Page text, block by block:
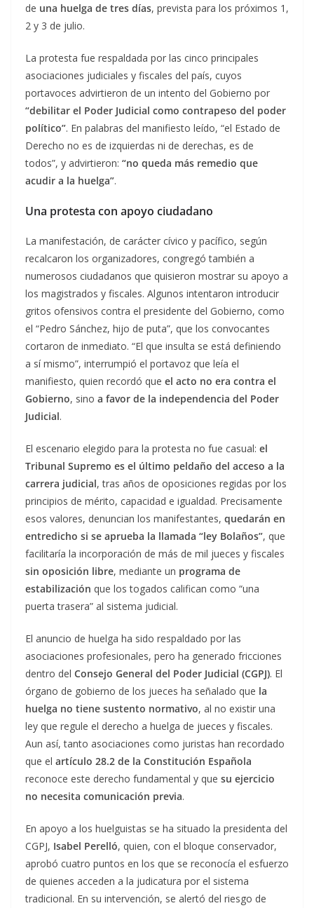
de una huelga de tres días, prevista para los próximos 1,
2 y 3 de julio.
La protesta fue respaldada por las cinco principales
asociaciones judiciales y fiscales del país, cuyos
portavoces advirtieron de un intento del Gobierno por
“debilitar el Poder Judicial como contrapeso del poder
político”. En palabras del manifiesto leído, “el Estado de
Derecho no es de izquierdas ni de derechas, es de
todos”, y advirtieron: “no queda más remedio que
acudir a la huelga”.
Una protesta con apoyo ciudadano
La manifestación, de carácter cívico y pacífico, según
recalcaron los organizadores, congregó también a
numerosos ciudadanos que quisieron mostrar su apoyo a
los magistrados y fiscales. Algunos intentaron introducir
gritos ofensivos contra el presidente del Gobierno, como
el “Pedro Sánchez, hijo de puta”, que los convocantes
cortaron de inmediato. “El que insulta se está definiendo
a sí mismo”, interrumpió el portavoz que leía el
manifiesto, quien recordó que el acto no era contra el
Gobierno, sino a favor de la independencia del Poder
Judicial.
El escenario elegido para la protesta no fue casual: el
Tribunal Supremo es el último peldaño del acceso a la
carrera judicial, tras años de oposiciones regidas por los
principios de mérito, capacidad e igualdad. Precisamente
esos valores, denuncian los manifestantes, quedarán en
entredicho si se aprueba la llamada “ley Bolaños”, que
facilitaría la incorporación de más de mil jueces y fiscales
sin oposición libre, mediante un programa de
estabilización que los togados califican como “una
puerta trasera” al sistema judicial.
El anuncio de huelga ha sido respaldado por las
asociaciones profesionales, pero ha generado fricciones
dentro del Consejo General del Poder Judicial (CGPJ). El
órgano de gobierno de los jueces ha señalado que la
huelga no tiene sustento normativo, al no existir una
ley que regule el derecho a huelga de jueces y fiscales.
Aun así, tanto asociaciones como juristas han recordado
que el artículo 28.2 de la Constitución Española
reconoce este derecho fundamental y que su ejercicio
no necesita comunicación previa.
En apoyo a los huelguistas se ha situado la presidenta del
CGPJ, Isabel Perelló, quien, con el bloque conservador,
aprobó cuatro puntos en los que se reconocía el esfuerzo
de quienes acceden a la judicatura por el sistema
tradicional. En su intervención, se alertó del riesgo de